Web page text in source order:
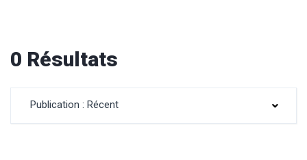
0 Résultats
Publication : Récent